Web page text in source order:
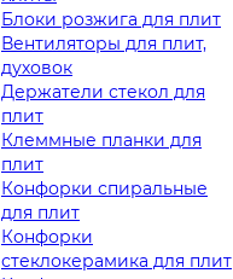
Блоки розжига для плит
Вентиляторы для плит,
духовок
Держатели стекол для
плит
Клеммные планки для
плит
Конфорки спиральные
для плит
Конфорки
стеклокерамика для плит